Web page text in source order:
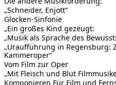
„Schneider, Enjott“
Glocken-Sinfonie
„Ein großes Kind gezeugt:
„Musik als Sprache des
„Uraufführung in Regensburg:
Kammeroper“
Vom Film zur Oper
„Mit Fleisch und Blut
Komponieren Für Film und